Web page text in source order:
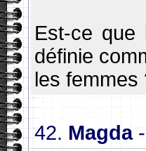
Est-ce que
définie
les femmes
42. Magda-